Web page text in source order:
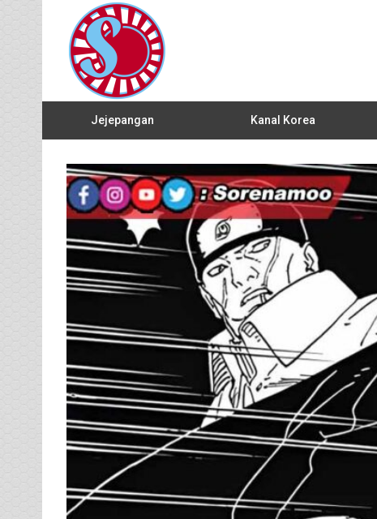
Jejepangan Kanal Korea